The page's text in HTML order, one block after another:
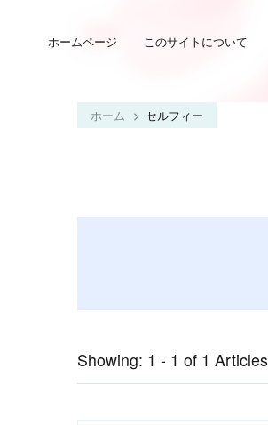
ホームページ このサイトについて
ホーム セルフィー
Showing: 1 - 1 of 1 Articles